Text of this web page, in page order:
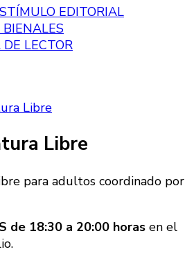
EDITORIAL
BIENALES
LECTOR
Libre
Libre
para adultos coordinado por
de 18:30 a 20:00 horas en el